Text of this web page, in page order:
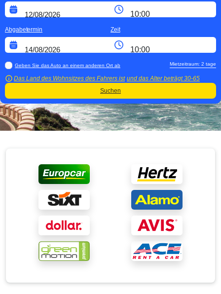
Abgabetermin Zeit
Geben Sie das Auto an einem anderen Ort ab
Das Land des Wohnsitzes des Fahrers ist und das Alter beträgt30-65
Mietzeitraum: 2 tage
Suchen